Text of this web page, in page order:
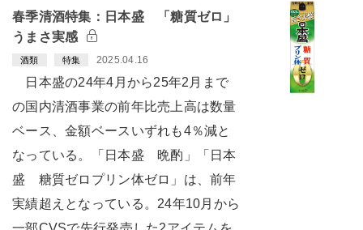
春季清酒特集：日本盛 「糖質ゼロ」
うまさ実感
酒類 特集 2025.04.16
日本盛の24年4月から25年2月まで
の国内清酒事業の前年比売上高は数量
ベース、金額ベースいずれも4％減と
なっている。「日本盛 晩酌」「日本
盛 糖質ゼロプリン体ゼロ」は、前年
実績超えとなっている。24年10月から